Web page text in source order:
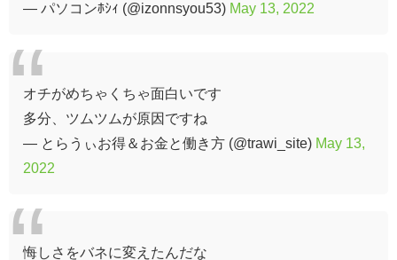
— パソコンﾎｼｨ (@izonnsyou53) May 13, 2022
オチがめちゃくちゃ面白いです
多分、ツムツムが原因ですね
— とらうぃお得＆お金と働き方 (@trawi_site) May 13,
2022
悔しさをバネに変えたんだな